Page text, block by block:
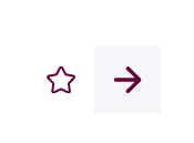
Enregistrer